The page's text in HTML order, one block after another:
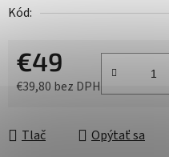
Kód:
€49
€39,80 bez DPH
Tlač Opýtať sa